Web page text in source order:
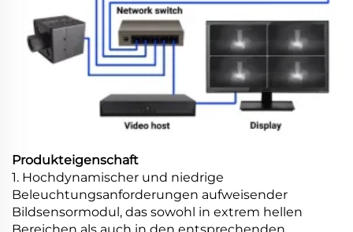
Produkteigenschaft
1. Hochdynamischer und niedrige
Beleuchtungsanforderungen aufweisender
Bildsensormodul, das sowohl in extrem hellen